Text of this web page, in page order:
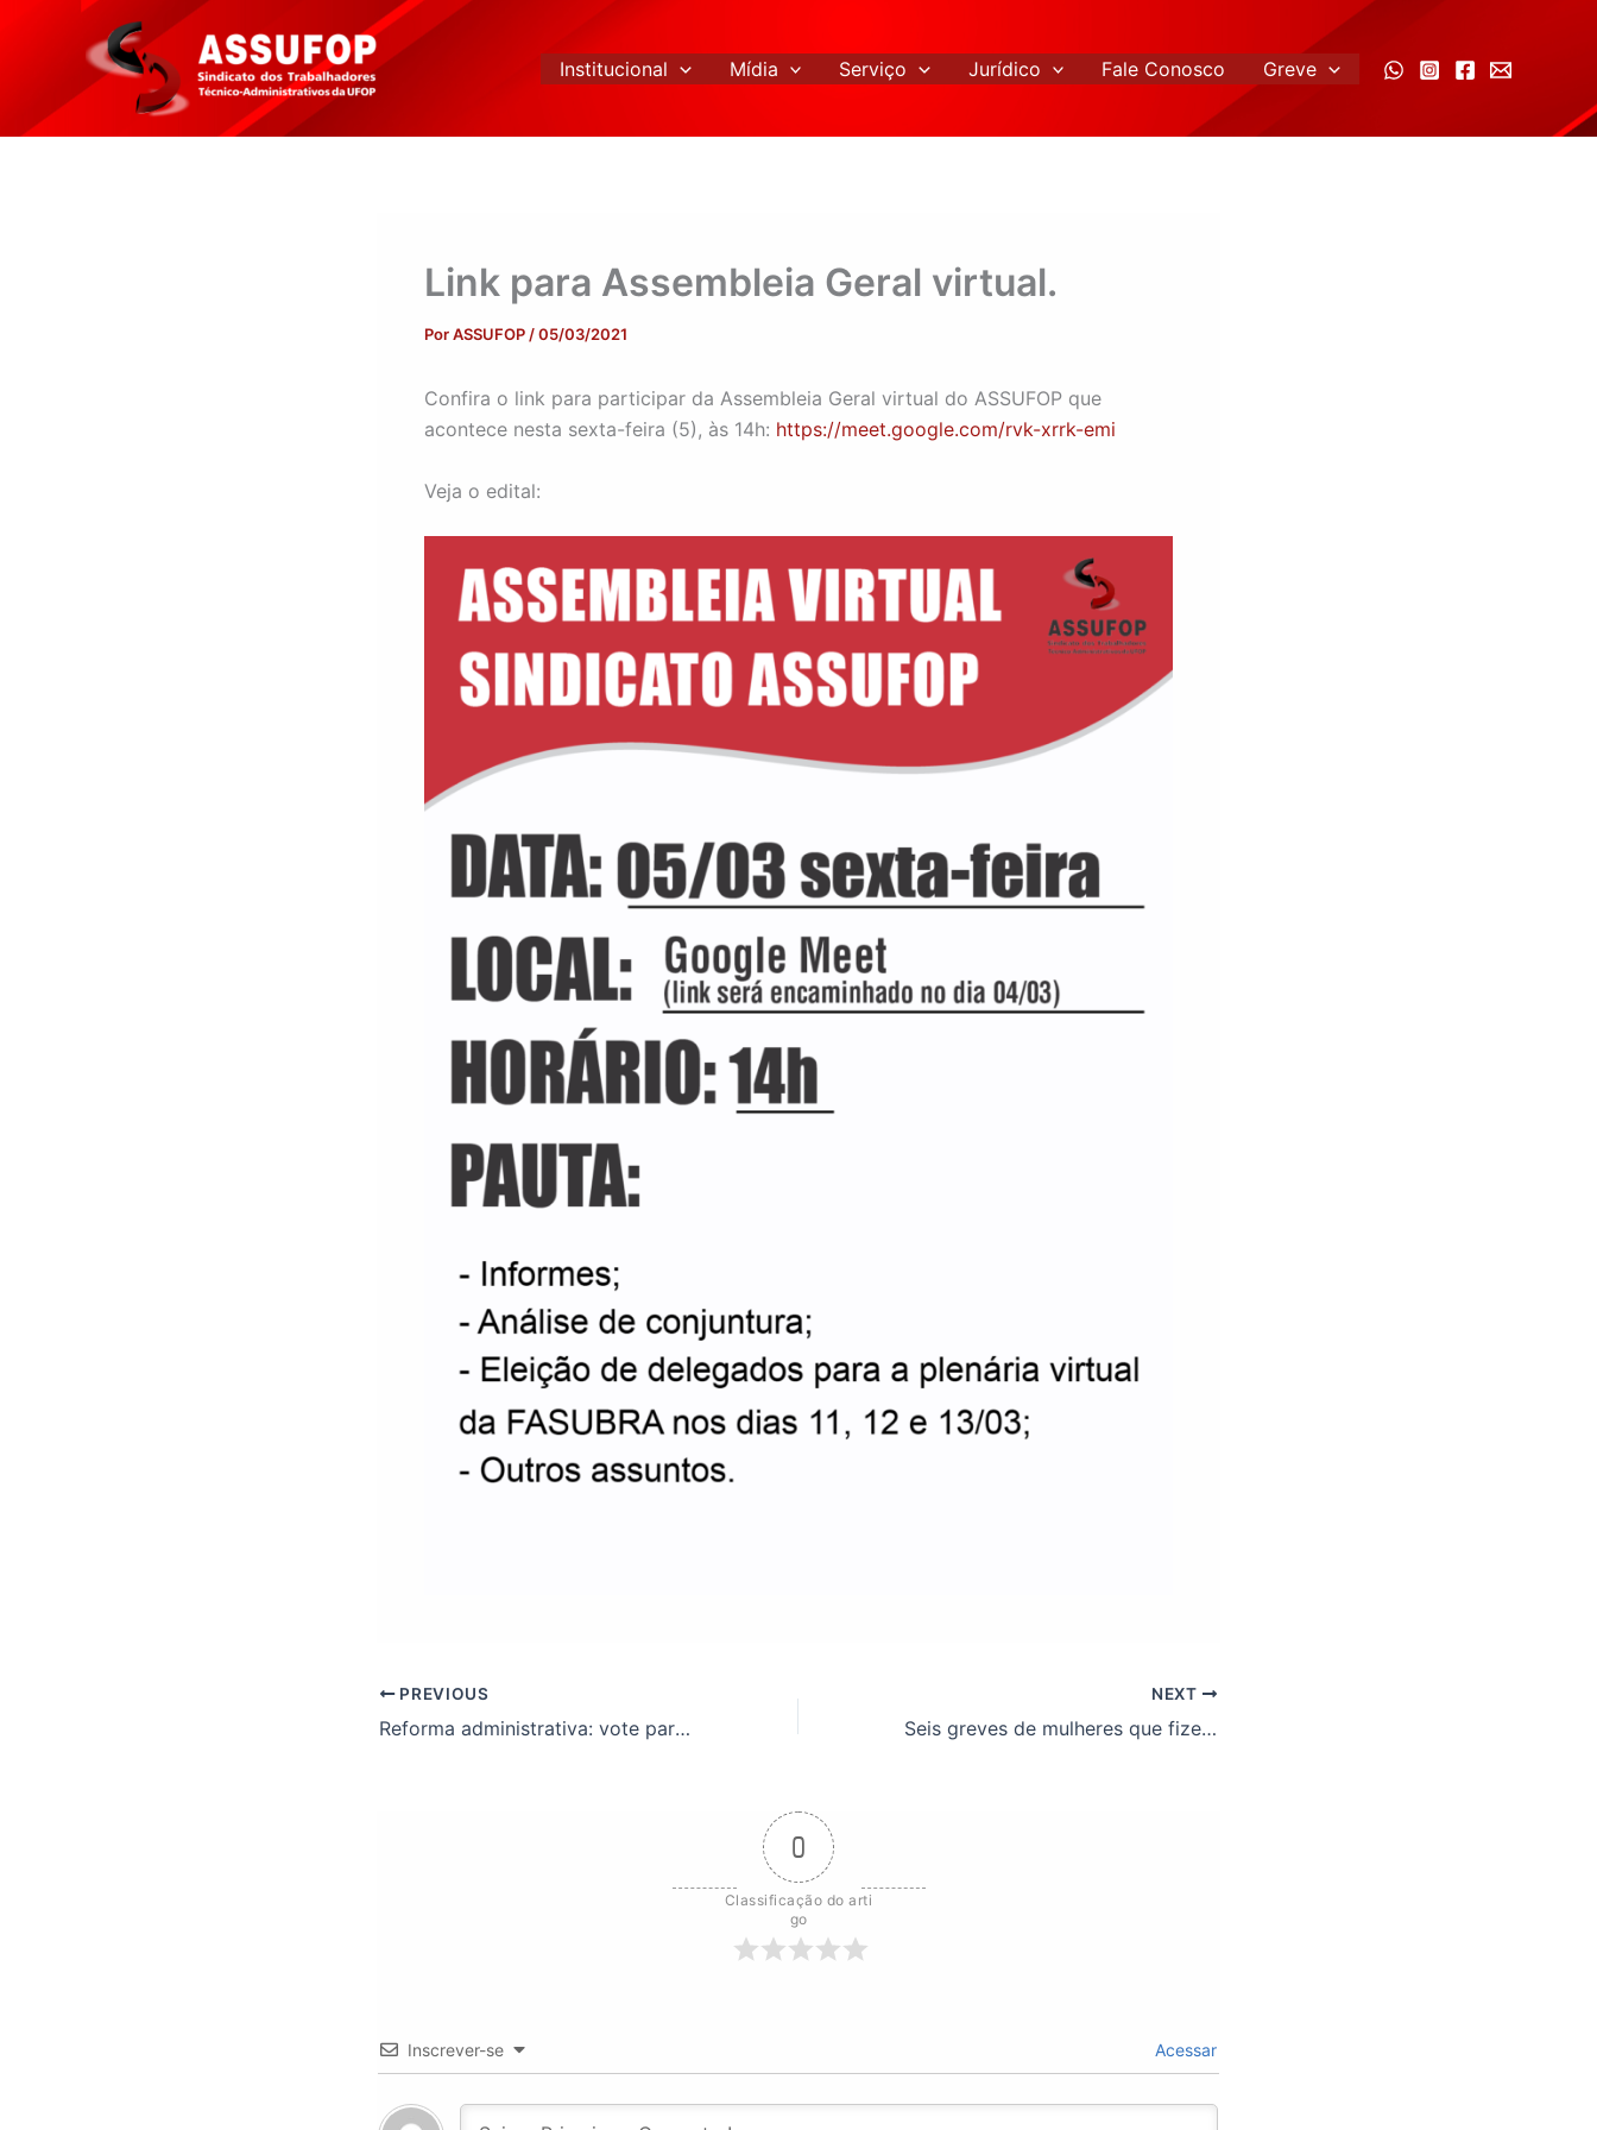
conteúdo
Institucional Mídia Serviço Jurídico Fale Conosco Greve
Link para Assembleia Geral virtual.
PorASSUFOP /05/03/2021
Confira o link para participar da Assembleia Geral virtual do ASSUFOP que
acontece nesta sexta-feira (5), às 14h: https://meet.google.com/rvk-xrrk-emi
Veja o edital:
PREVIOUS
Reforma administrativa: vote para eliminar os ataques aos servidores públicos
NEXT
Seis greves de mulheres que fizeram história
0
Classificação do arti
go
Inscrever-se Acessar